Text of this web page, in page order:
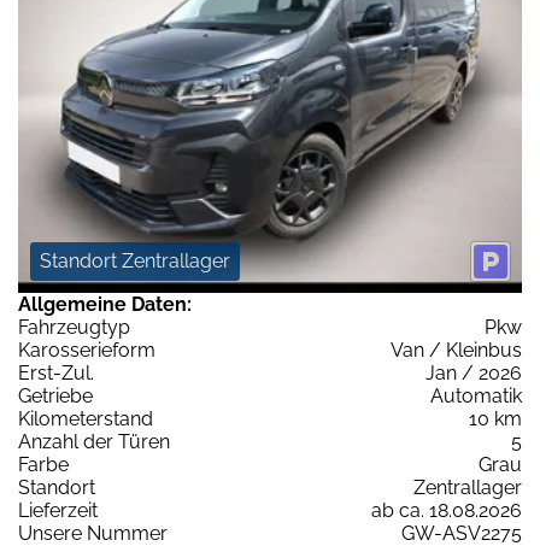
Standort Zentrallager
Allgemeine Daten:
Fahrzeugtyp
Pkw
Karosserieform
Van / Kleinbus
Erst-Zul.
Jan / 2026
Getriebe
Automatik
Kilometerstand
10 km
Anzahl der Türen
5
Farbe
Grau
Standort
Zentrallager
Lieferzeit
ab ca. 18.08.2026
Unsere Nummer
GW-ASV2275